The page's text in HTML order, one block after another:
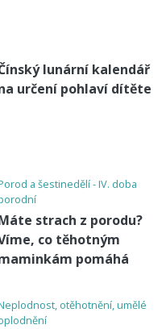
lunární kalendář
určení pohlaví dítěte
a šestinedělí - IV. doba
strach z porodu?
co těhotným
pomáhá
otěhotnění, umělé